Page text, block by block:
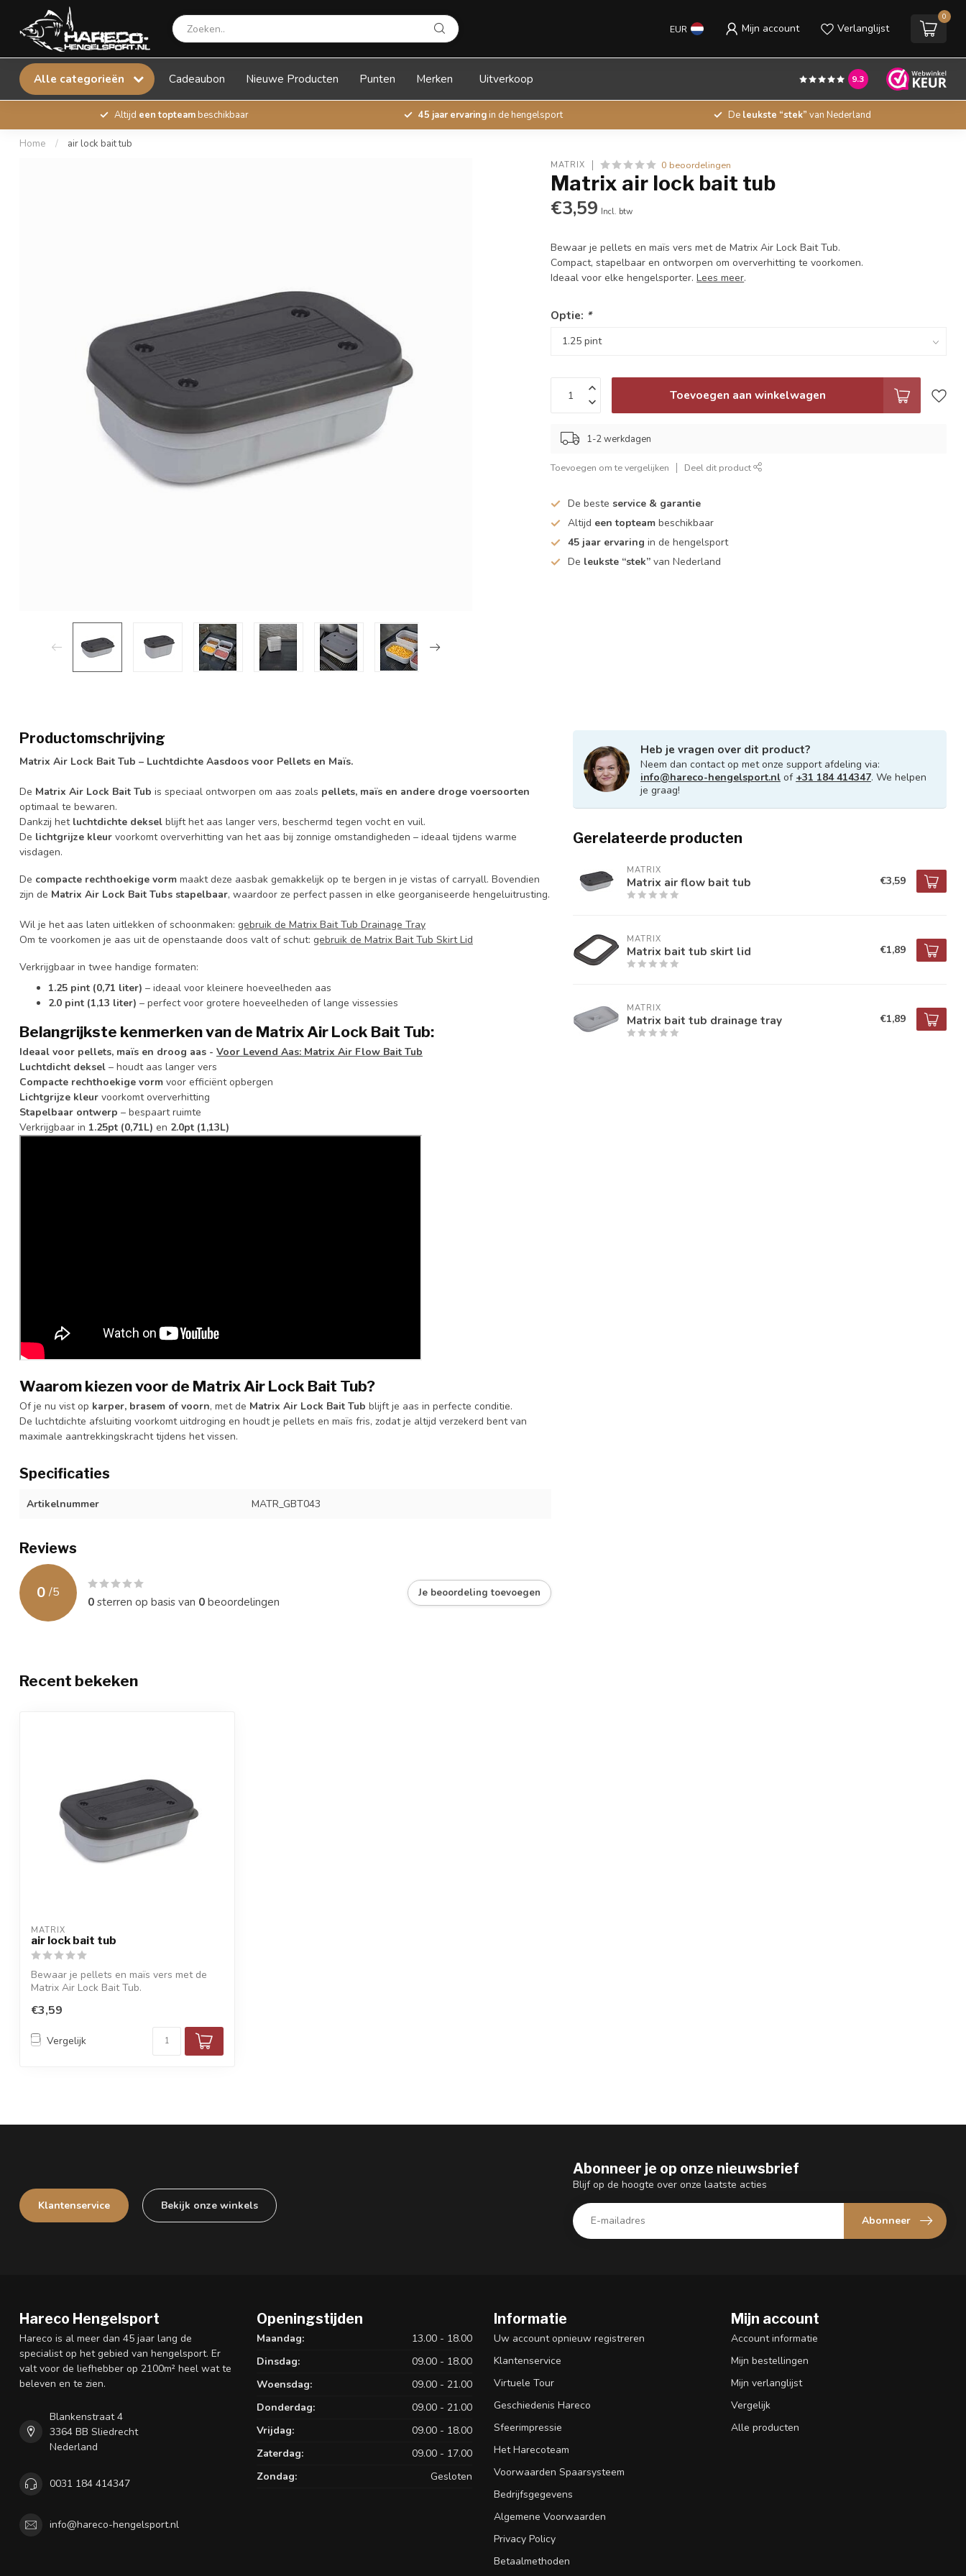
EUR Mijn account Verlanglijst
0
Alle categorieën Cadeaubon Nieuwe Producten Punten Merken Uitverkoop 9.3
Altijd een topteambeschikbaar 45 jaar ervaringin de hengelsport Deleukste “stek” van Nederland
Home / air lock bait tub
MATRIX 0 beoordelingen
Matrix air lock bait tub
€3,59 Incl. btw
Bewaar je pellets en maïs vers met de Matrix Air Lock Bait Tub.
Compact, stapelbaar en ontworpen om oververhitting te voorkomen.
Ideaal voor elke hengelsporter.Lees meer.
Optie: *
Toevoegen aan winkelwagen
1-2 werkdagen
Toevoegen om te vergelijken Deel dit product
De beste service & garantie
Altijd een topteam beschikbaar
45 jaar ervaring in de hengelsport
De leukste “stek” van Nederland
Productomschrijving
Matrix Air Lock Bait Tub – Luchtdichte Aasdoos voor Pellets en Maïs.
De Matrix Air Lock Bait Tub is speciaal ontworpen om aas zoals pellets, maïs en andere droge voersoorten
optimaal te bewaren.
Dankzij het lucht­dichte deksel blijft het aas langer vers, beschermd tegen vocht en vuil.
De lichtgrijze kleur voorkomt oververhitting van het aas bij zonnige omstandigheden – ideaal tijdens warme
visdagen.
De compacte rechthoekige vorm maakt deze aasbak gemakkelijk op te bergen in je vistas of carryall. Bovendien
zijn de Matrix Air Lock Bait Tubs stapelbaar, waardoor ze perfect passen in elke georganiseerde hengeluitrusting.
Wil je het aas laten uitlekken of schoonmaken: gebruik de Matrix Bait Tub Drainage Tray
Om te voorkomen je aas uit de openstaande doos valt of schut: gebruik de Matrix Bait Tub Skirt Lid
Verkrijgbaar in twee handige formaten:
1.25 pint (0,71 liter) – ideaal voor kleinere hoeveelheden aas
2.0 pint (1,13 liter) – perfect voor grotere hoeveelheden of lange vissessies
Belangrijkste kenmerken van de Matrix Air Lock Bait Tub:
Ideaal voor pellets, maïs en droog aas - Voor Levend Aas: Matrix Air Flow Bait Tub
Luchtdicht deksel – houdt aas langer vers
Compacte rechthoekige vorm voor efficiënt opbergen
Lichtgrijze kleur voorkomt oververhitting
Stapelbaar ontwerp – bespaart ruimte
Verkrijgbaar in 1.25pt (0,71L) en 2.0pt (1,13L)
Waarom kiezen voor de Matrix Air Lock Bait Tub?
Of je nu vist op karper, brasem of voorn, met de Matrix Air Lock Bait Tub blijft je aas in perfecte conditie.
De luchtdichte afsluiting voorkomt uitdroging en houdt je pellets en maïs fris, zodat je altijd verzekerd bent van
maximale aantrekkingskracht tijdens het vissen.
Specificaties
Artikelnummer MATR_GBT043
Reviews
0 /5
0sterren op basis van 0beoordelingen
Je beoordeling toevoegen
Heb je vragen over dit product?
Neem dan contact op met onze support afdeling via:
info@hareco-hengelsport.nl of +31 184 414347. We helpen
je graag!
Gerelateerde producten
MATRIX
Matrix air flow bait tub €3,59
MATRIX
Matrix bait tub skirt lid €1,89
MATRIX
Matrix bait tub drainage tray €1,89
Recent bekeken
MATRIX
air lock bait tub
Bewaar je pellets en maïs vers met de
Matrix Air Lock Bait Tub.
€3,59
Vergelijk
Klantenservice Bekijk onze winkels
Abonneer je op onze nieuwsbrief
Blijf op de hoogte over onze laatste acties
Abonneer
Hareco Hengelsport
Hareco is al meer dan 45 jaar lang de
specialist op het gebied van hengelsport. Er
valt voor de liefhebber op 2100m² heel wat te
beleven en te zien.
Blankenstraat 4
3364 BB Sliedrecht
Nederland
0031 184 414347
info@hareco-hengelsport.nl
Openingstijden
Maandag:
13.00 - 18.00
Dinsdag:
09.00 - 18.00
Woensdag:
09.00 - 21.00
Donderdag:
09.00 - 21.00
Vrijdag:
09.00 - 18.00
Zaterdag:
09.00 - 17.00
Zondag:
Gesloten
Informatie
Uw account opnieuw registreren
Klantenservice
Virtuele Tour
Geschiedenis Hareco
Sfeerimpressie
Het Harecoteam
Voorwaarden Spaarsysteem
Bedrijfsgegevens
Algemene Voorwaarden
Privacy Policy
Betaalmethoden
Mijn account
Account informatie
Mijn bestellingen
Mijn verlanglijst
Vergelijk
Alle producten